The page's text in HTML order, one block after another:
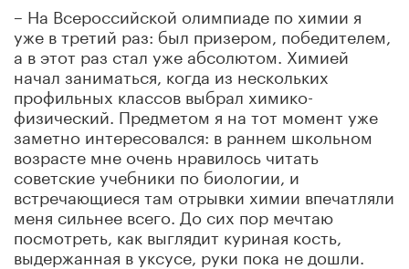
– На Всероссийской олимпиаде по химии я
уже в третий раз: был призером, победителем,
а в этот раз стал уже абсолютом. Химией
начал заниматься, когда из нескольких
профильных классов выбрал химико-
физический. Предметом я на тот момент уже
заметно интересовался: в раннем школьном
возрасте мне очень нравилось читать
советские учебники по биологии, и
встречающиеся там отрывки химии впечатляли
меня сильнее всего. До сих пор мечтаю
посмотреть, как выглядит куриная кость,
выдержанная в уксусе, руки пока не дошли.